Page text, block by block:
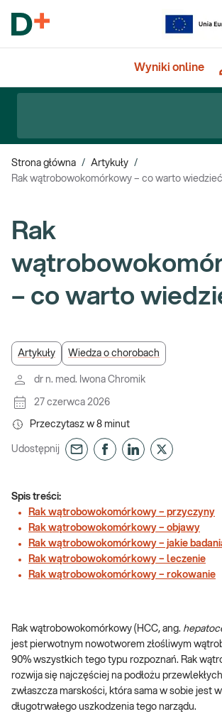
Wyniki online
Strona główna / Artykuły /
Rak wątrobowokomórkowy – co warto
Rak
– co warto
Artykuły Wiedza o chorobach
dr n. med. Iwona Chromik
27 czerwca 2026
Przeczytasz w 8 minut
Udostępnij
Spis treści:
Rak wątrobowokomórkowy – przyczyny
Rak wątrobowokomórkowy – objawy
Rak wątrobowokomórkowy – jakie
Rak wątrobowokomórkowy – leczenie
Rak wątrobowokomórkowy – rokowanie
Rak wątrobowokomórkowy (HCC, ang.
jest pierwotnym nowotworem złośliwym
90% wszystkich tego typu rozpoznań. Rak
rozwija się najczęściej na podłożu
zwłaszcza marskości, która sama w sobie jest
długotrwałego uszkodzenia tego narządu.